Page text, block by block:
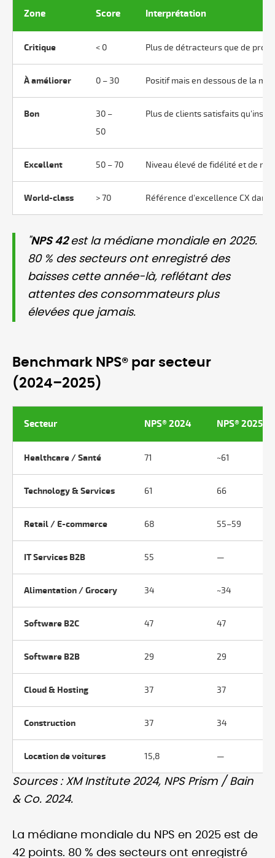
Zone Score Interprétation
Critique < 0 Plus de détracteurs que de
À améliorer 0 – 30 Positif mais en dessous de la
Bon
30 –
50
Plus de clients satisfaits
Excellent 50 – 70 Niveau élevé de fidélité et de
World-class > 70 Référence d'excellence CX dans
"NPS 42est la médiane mondiale en 2025.
80 % des secteurs ont enregistré des
baisses cette année-là, reflétant des
attentes des consommateurs plus
élevées que jamais.
Benchmark NPS® par secteur
(2024–2025)
Secteur NPS® 2024 NPS® 2025
Healthcare / Santé 71 ~61
Technology & Services 61 66
Retail / E-commerce 68 55–59
IT Services B2B 55 —
Alimentation / Grocery 34 ~34
Software B2C 47 47
Software B2B 29 29
Cloud & Hosting 37 37
Construction 37 34
Location de voitures 15,8 —
Sources : XM Institute 2024, NPS Prism / Bain
& Co. 2024.
La médiane mondiale du NPS en 2025 est de
42 points. 80 % des secteurs ont enregistré